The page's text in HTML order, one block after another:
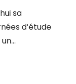
LA
sa
d’étude